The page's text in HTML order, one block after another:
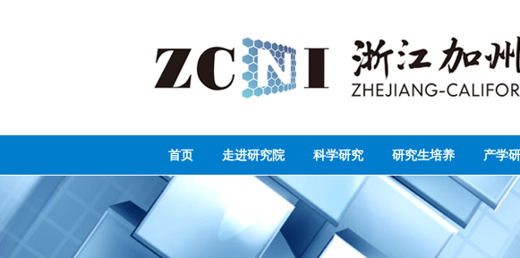
首页 走进研究院 科学研究 研究生培养 产学